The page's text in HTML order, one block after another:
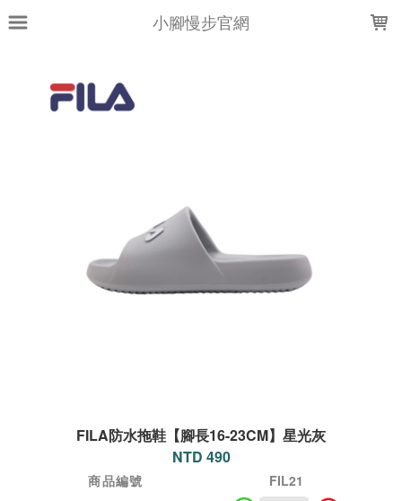
小腳慢步官網
FILA防水拖鞋【腳長16-23CM】星光灰
NTD 490
商品編號
FIL21